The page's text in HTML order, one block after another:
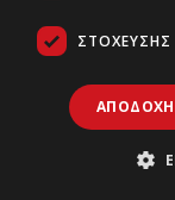
ΣΤΌΧΕΥΣΗΣ